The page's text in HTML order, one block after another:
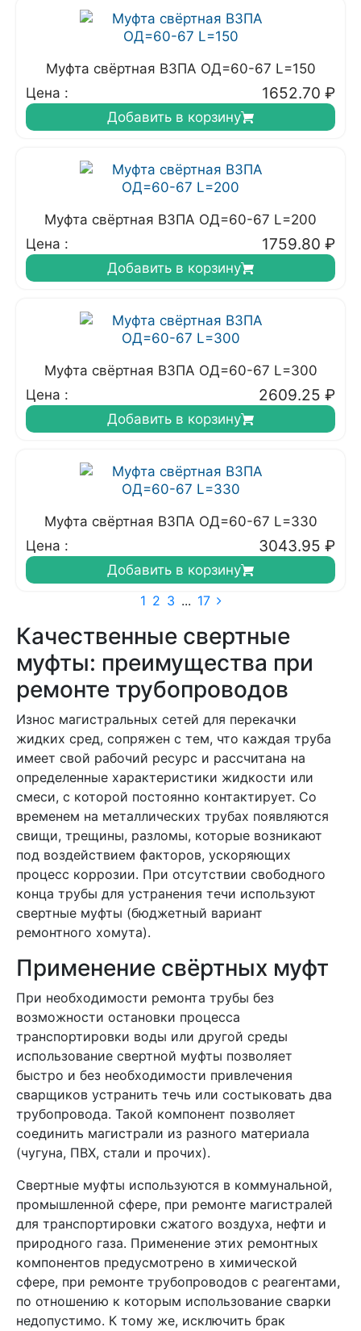
Муфта свёртная ВЗПА ОД=60-67 L=150
Цена :
1652.70 ₽
Добавить в корзину
Муфта свёртная ВЗПА ОД=60-67 L=200
Цена :
1759.80 ₽
Добавить в корзину
Муфта свёртная ВЗПА ОД=60-67 L=300
Цена :
2609.25 ₽
Добавить в корзину
Муфта свёртная ВЗПА ОД=60-67 L=330
Цена :
3043.95 ₽
Добавить в корзину
1 2 3 ... 17
Качественные свертные
муфты: преимущества при
ремонте трубопроводов
Износ магистральных сетей для перекачки
жидких сред, сопряжен с тем, что каждая труба
имеет свой рабочий ресурс и рассчитана на
определенные характеристики жидкости или
смеси, с которой постоянно контактирует. Со
временем на металлических трубах появляются
свищи, трещины, разломы, которые возникают
под воздействием факторов, ускоряющих
процесс коррозии. При отсутствии свободного
конца трубы для устранения течи используют
свертные муфты (бюджетный вариант
ремонтного хомута).
Применение свёртных муфт
При необходимости ремонта трубы без
возможности остановки процесса
транспортировки воды или другой среды
использование свертной муфты позволяет
быстро и без необходимости привлечения
сварщиков устранить течь или состыковать два
трубопровода. Такой компонент позволяет
соединить магистрали из разного материала
(чугуна, ПВХ, стали и прочих).
Свертные муфты используются в коммунальной,
промышленной сфере, при ремонте магистралей
для транспортировки сжатого воздуха, нефти и
природного газа. Применение этих ремонтных
компонентов предусмотрено в химической
сфере, при ремонте трубопроводов с реагентами,
по отношению к которым использование сварки
недопустимо. К тому же, исключить брак